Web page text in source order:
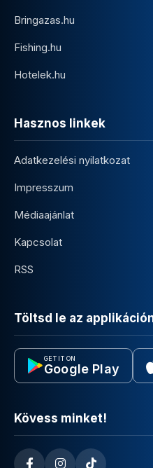
Bringazas.hu
Fishing.hu
Hotelek.hu
Hasznos linkek
Adatkezelési nyilatkozat
Impresszum
Médiaajánlat
Kapcsolat
RSS
Töltsd le az
GET IT ON
Google Play
Kövess minket!